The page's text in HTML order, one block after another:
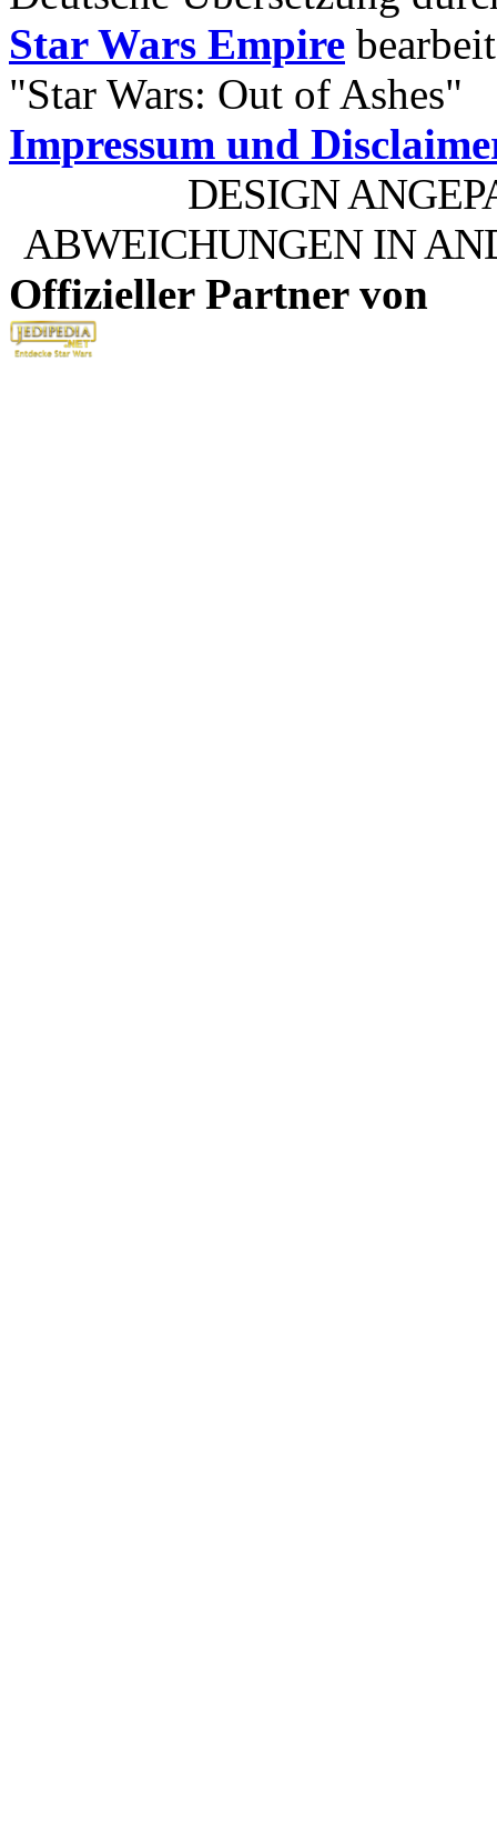
Star Wars Empire
"Star Wars: Out of Ashes"
Impressum und
DESIGN
ABWEICHUNGEN IN
Offizieller Partner von